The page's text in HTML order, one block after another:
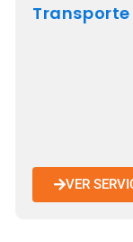
Transporte
VER